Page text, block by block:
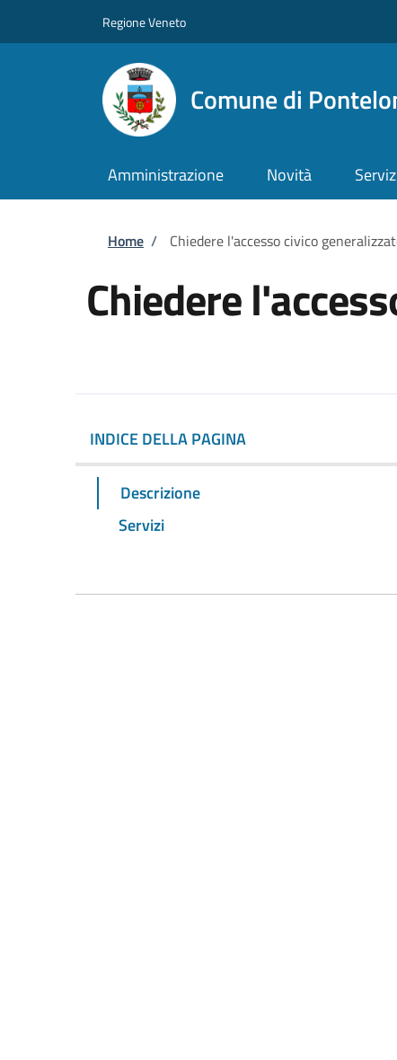
Regione Veneto
Comune di
Amministrazione Novità
Briciole di pane
Home / Chiedere l'accesso civico
Chiedere
INDICE DELLA PAGINA
Descrizione
Servizi